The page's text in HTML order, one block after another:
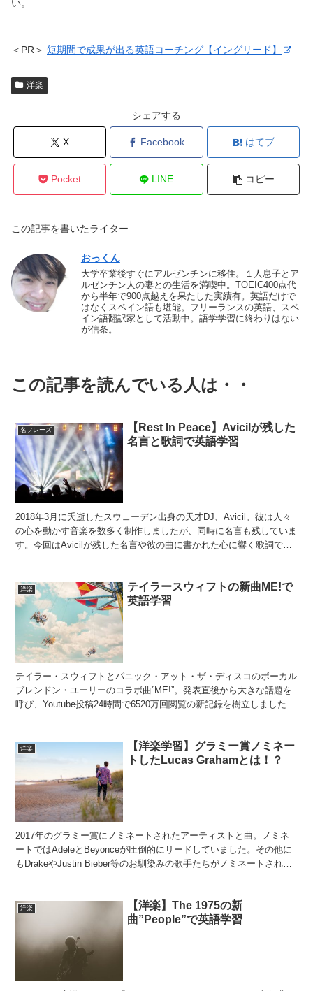
い。
＜PR＞ 短期間で成果が出る英語コーチング【イングリード】
洋楽
シェアする
X Facebook はてブ
Pocket LINE コピー
この記事を書いたライター
おっくん
大学卒業後すぐにアルゼンチンに移住。１人息子とア
ルゼンチン人の妻との生活を満喫中。TOEIC400点代
から半年で900点越えを果たした実績有。英語だけで
はなくスペイン語も堪能。フリーランスの英語、スペ
イン語翻訳家として活動中。語学学習に終わりはない
が信条。
この記事を読んでいる人は・・
名フレーズ
【Rest In Peace】Avicilが残した
名言と歌詞で英語学習
2018年3月に夭逝したスウェーデン出身の天才DJ、Avicil。彼は人々
の心を動かす音楽を数多く制作しましたが、同時に名言も残していま
す。今回はAvicilが残した名言や彼の曲に書かれた心に響く歌詞で英
洋楽
テイラースウィフトの新曲ME!で
英語学習
テイラー・スウィフトとパニック・アット・ザ・ディスコのボーカル
ブレンドン・ユーリーのコラボ曲”ME!”。発表直後から大きな話題を
呼び、Youtube投稿24時間で6520万回閲覧の新記録を樹立しました。
洋楽
【洋楽学習】グラミー賞ノミネー
トしたLucas Grahamとは！？
2017年のグラミー賞にノミネートされたアーティストと曲。ノミネ
ートではAdeleとBeyonceが圧倒的にリードしていました。その他に
もDrakeやJustin Bieber等のお馴染みの歌手たちがノミネートされて
洋楽
【洋楽】The 1975の新
曲”People”で英語学習